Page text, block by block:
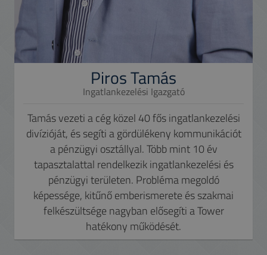
Piros Tamás
Ingatlankezelési Igazgató
Tamás vezeti a cég közel 40 fős ingatlankezelési
divízióját, és segíti a gördülékeny kommunikációt
a pénzügyi osztállyal. Több mint 10 év
tapasztalattal rendelkezik ingatlankezelési és
pénzügyi területen. Probléma megoldó
képessége, kitűnő emberismerete és szakmai
felkészültsége nagyban elősegíti a Tower
hatékony működését.